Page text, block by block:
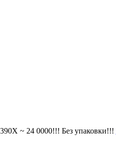
~ 24 0000!!! Без упаковки!!!